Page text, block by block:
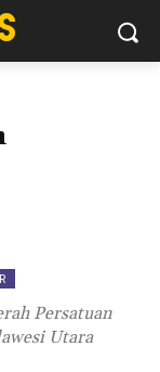
Persatuan
Utara